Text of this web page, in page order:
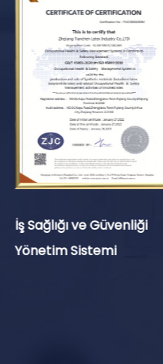
İş Sağlığı ve Güvenliği
Yönetim Sistemi